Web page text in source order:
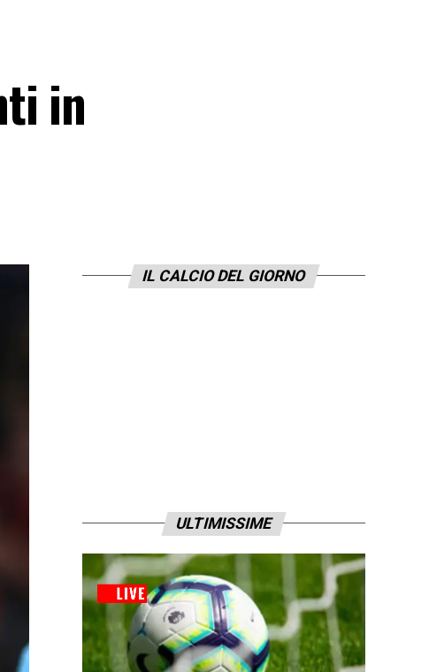
in
IL CALCIO DEL GIORNO
ULTIMISSIME